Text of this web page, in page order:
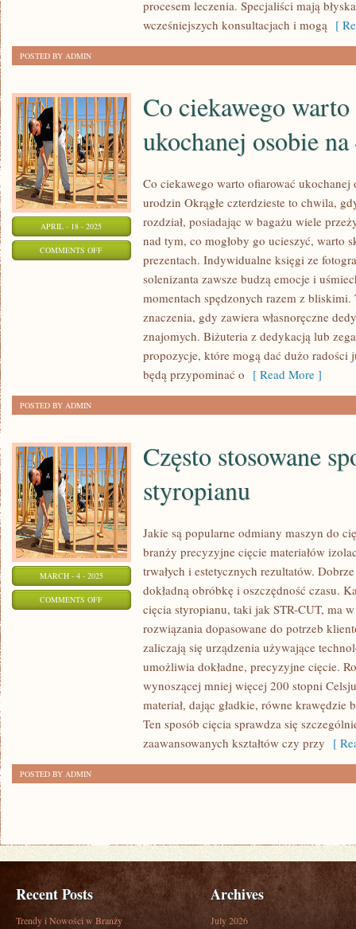
procesem leczenia. Specjaliści mają
wcześniejszych konsultacjach i mogą [
POSTED BY ADMIN
APRIL - 18 - 2025
COMMENTS OFFON
Co ciekawego
ukochanej osobie
Co ciekawego warto ofiarować
urodzin Okrągłe czterdzieste to chwila,
rozdział, posiadając w bagażu wiele
nad tym, co mogłoby go ucieszyć, warto
prezentach. Indywidualne księgi ze
solenizanta zawsze budzą emocje i
momentach spędzonych razem z
znaczenia, gdy zawiera własnoręczne
znajomych. Biżuteria z dedykacją lub
propozycje, które mogą dać dużo radości
będą przypominać o [ Read More ]
POSTED BY ADMIN
MARCH - 4 - 2025
COMMENTS OFFON
STYROPIANU
Często stosowane
styropianu
Jakie są popularne odmiany maszyn do
branży precyzyjne cięcie materiałów
trwałych i estetycznych rezultatów.
dokładną obróbkę i oszczędność czasu.
cięcia styropianu, taki jak STR-CUT, ma
rozwiązania dopasowane do potrzeb
zaliczają się urządzenia używające
umożliwia dokładne, precyzyjne cięcie.
wynoszącej mniej więcej 200 stopni
materiał, dając gładkie, równe
Ten sposób cięcia sprawdza się
zaawansowanych kształtów czy przy [
POSTED BY ADMIN
Recent Posts
Trendy i Nowości w Branży
Archives
July 2026